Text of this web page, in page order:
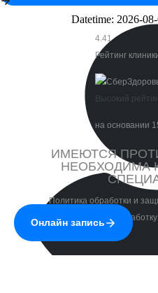
4.41
Рейтинг
Высокий
на основании
ИМЕЮТСЯ
НЕОБХОДИМА
Политика обработки и
Согласие на